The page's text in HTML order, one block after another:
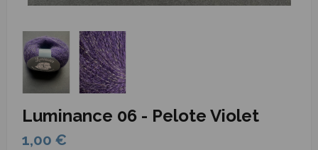
Luminance 06 - Pelote Violet
1,00 €